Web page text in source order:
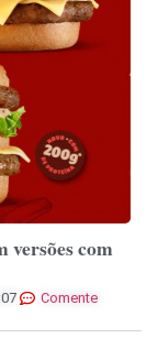
versões com
Comente